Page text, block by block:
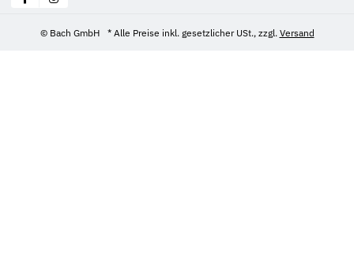
© Bach GmbH * Alle Preise inkl. gesetzlicher USt., zzgl. Versand